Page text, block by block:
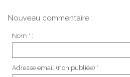
Nouveau commentaire :
Nom * :
Adresse email (non publiée) * :